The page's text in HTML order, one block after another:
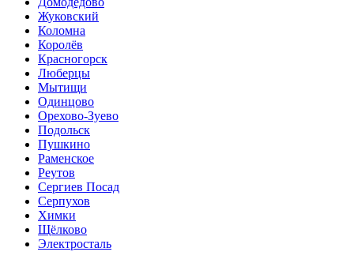
Жуковский
Коломна
Королёв
Красногорск
Люберцы
Мытищи
Одинцово
Орехово-Зуево
Подольск
Пушкино
Раменское
Реутов
Сергиев Посад
Серпухов
Химки
Щёлково
Электросталь